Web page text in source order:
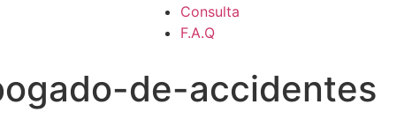
Consulta
F.A.Q
de-accidentes